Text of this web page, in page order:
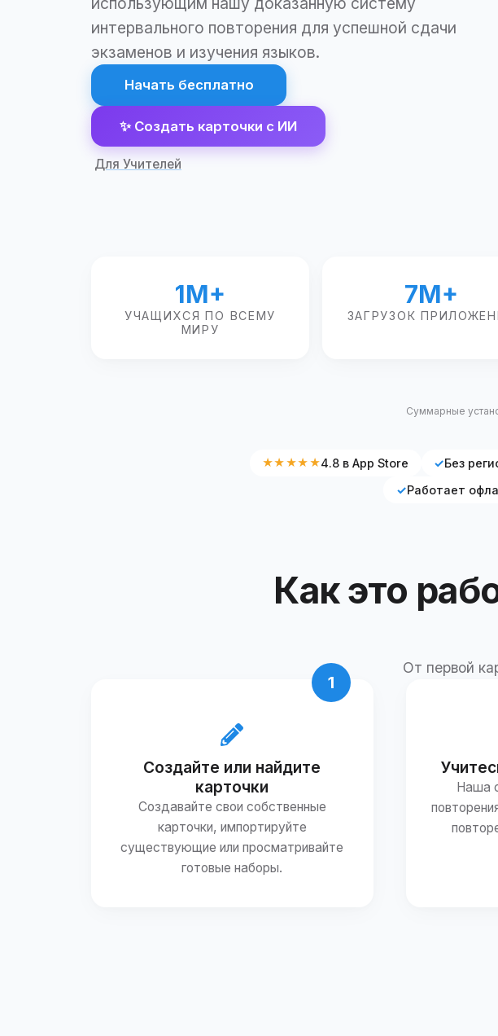
интервального повторения для успешной сдачи
экзаменов и изучения языков.
Начать бесплатно
✨ Создать карточки с ИИ
Для Учителей
1M+
УЧАЩИХСЯ ПО ВСЕМУ
МИРУ
7M+
ЗАГРУЗОК
Суммарные
★★★★★4.8 в App Store ✓Без
✓Работает
Как это
От первой
1
Создайте или найдите
карточки
Создавайте свои собственные
карточки, импортируйте
существующие или просматривайте
готовые наборы.
Наша